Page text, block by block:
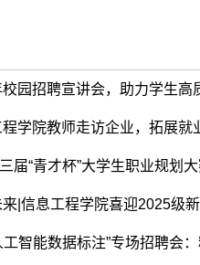
园招聘宣讲会，助力学生高
学院教师走访企业，拓展就
届“青才杯”大学生职业规划
|信息工程学院喜迎2025级
工智能数据标注”专场招聘会